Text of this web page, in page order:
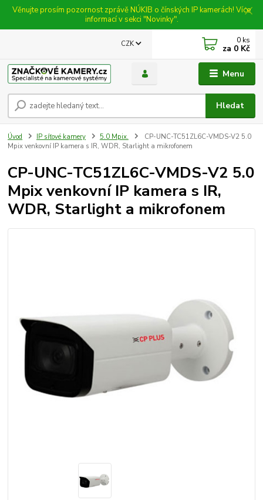
Věnujte prosím pozornost zprávě NÚKIB o čínských IP kamerách! Více
informací v sekci "Novinky".
Menu
CZK
Hledat
0 ks
za 0 Kč
Úvod IP síťové kamery 5.0 Mpix.
CP-UNC-TC51ZL6C-VMDS-V2 5.0
Mpix venkovní IP kamera s IR, WDR, Starlight a mikrofonem
CP-UNC-TC51ZL6C-VMDS-V2 5.0
Mpix venkovní IP kamera s IR,
WDR, Starlight a mikrofonem